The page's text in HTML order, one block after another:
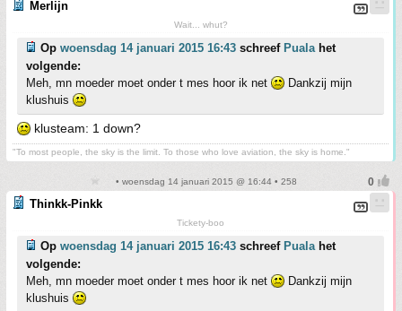
Merlijn
Wait... whut?
Op woensdag 14 januari 2015 16:43 schreef Pualahet
volgende:
Meh, mn moeder moet onder t mes hoor ik net
Dankzij mijn
klushuis
klusteam: 1 down?
"To most people, the sky is the limit. To those who love aviation, the sky is home."
• woensdag 14 januari 2015 @ 16:44 • 258
Thinkk-Pinkk
Tickety-boo
Op woensdag 14 januari 2015 16:43 schreef Pualahet
volgende:
Meh, mn moeder moet onder t mes hoor ik net
Dankzij mijn
klushuis